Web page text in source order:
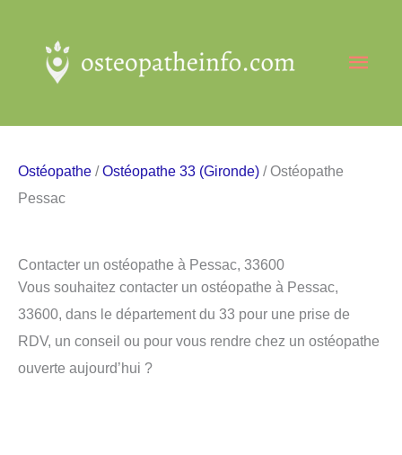
contenu
Ostéopathe /Ostéopathe 33 (Gironde) / Ostéopathe
Pessac
Contacter un ostéopathe à Pessac, 33600
Vous souhaitez contacter un ostéopathe à Pessac,
33600, dans le département du 33 pour une prise de
RDV, un conseil ou pour vous rendre chez un ostéopathe
ouverte aujourd’hui ?